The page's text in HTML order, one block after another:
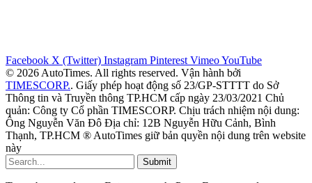
Facebook X (Twitter) Instagram Pinterest VimeoYouTube
© 2026 AutoTimes. All rights reserved. Vận hành bởi
TIMESCORP.. Giấy phép hoạt động số 23/GP-STTTT do Sở
Thông tin và Truyền thông TP.HCM cấp ngày 23/03/2021 Chủ
quản: Công ty Cổ phần TIMESCORP. Chịu trách nhiệm nội dung:
Ông Nguyễn Văn Đô Địa chỉ: 12B Nguyễn Hữu Cảnh, Bình
Thạnh, TP.HCM ® AutoTimes giữ bản quyền nội dung trên website
này
Submit